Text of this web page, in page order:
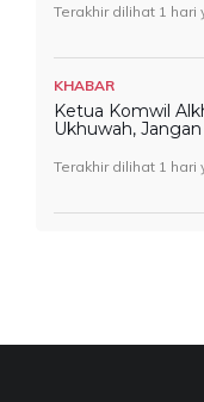
Terakhir dilihat 1 hari
KHABAR
Ketua Komwil
Ukhuwah,
Terakhir dilihat 1 hari